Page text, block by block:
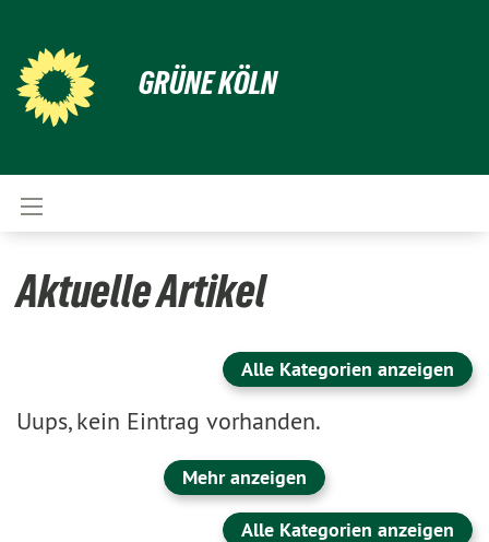
GRÜNE KÖLN
Aktuelle Artikel
Alle Kategorien anzeigen
Uups, kein Eintrag vorhanden.
Mehr anzeigen
Alle Kategorien anzeigen